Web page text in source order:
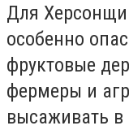
Для
особенно
фруктовые
фермеры и
высаживать в